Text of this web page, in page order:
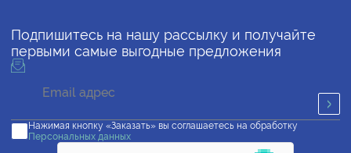
Подпишитесь на нашу рассылку и получайте
первыми самые выгодные предложения
Нажимая кнопку «Заказать» вы соглашаетесь на обработку
Персональных данных